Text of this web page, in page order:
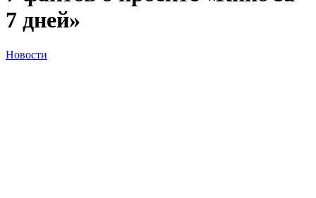
7 дней»
Новости